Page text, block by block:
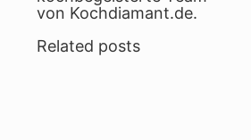
von Kochdiamant.de.
Related posts